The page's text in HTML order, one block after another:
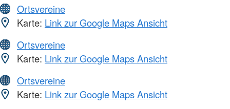
Ortsvereine
Karte: Link zur Google Maps Ansicht
Ortsvereine
Karte: Link zur Google Maps Ansicht
Ortsvereine
Karte: Link zur Google Maps Ansicht